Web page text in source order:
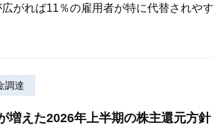
がれば11％の雇用者が特に代替されや
調達
増えた2026年上半期の株主還元方針